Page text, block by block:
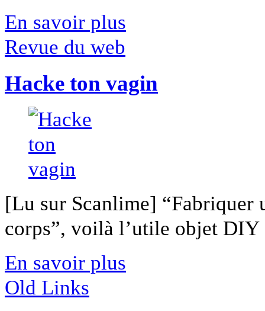
En savoir plus
Revue du web
Hacke ton vagin
[Lu sur Scanlime] “Fabriquer
corps”, voilà l’utile objet
En savoir plus
Old Links